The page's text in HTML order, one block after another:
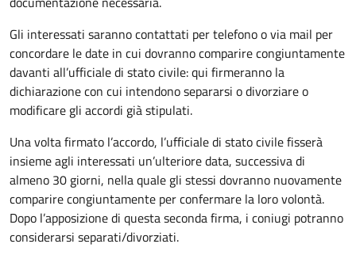
Gli interessati saranno contattati per telefono o via mail per
concordare le date in cui dovranno comparire congiuntamente
davanti all’ufficiale di stato civile: qui firmeranno la
dichiarazione con cui intendono separarsi o divorziare o
modificare gli accordi già stipulati.
Una volta firmato l’accordo, l’ufficiale di stato civile fisserà
insieme agli interessati un’ulteriore data, successiva di
almeno 30 giorni, nella quale gli stessi dovranno nuovamente
comparire congiuntamente per confermare la loro volontà.
Dopo l’apposizione di questa seconda firma, i coniugi potranno
considerarsi separati/divorziati.